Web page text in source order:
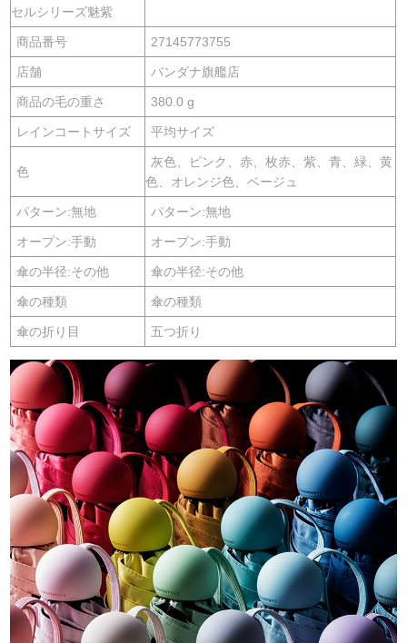
セルシリーズ魅紫
商品番号 27145773755
店舗 バンダナ旗艦店
商品の毛の重さ 380.0 g
レインコートサイズ 平均サイズ
色
灰色、ピンク、赤、枚赤、紫、青、緑、黄
色、オレンジ色、ベージュ
パターン:無地 パターン:無地
オープン:手動 オープン:手動
傘の半径:その他 傘の半径:その他
傘の種類 傘の種類
傘の折り目 五つ折り